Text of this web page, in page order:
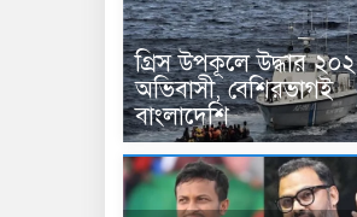
গ্রিস উপকূলে উদ্ধার ২০২
অভিবাসী, বেশিরভাগই
বাংলাদেশি